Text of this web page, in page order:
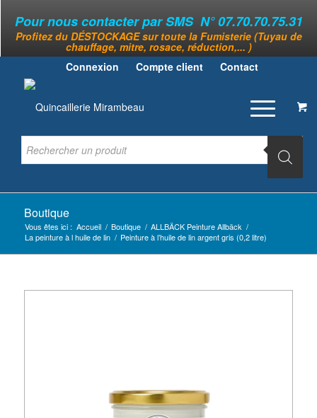
Pour nous contacter par SMS N° 07.70.70.75.31
Profitez du DÉSTOCKAGE sur toute la Fumisterie (Tuyau de
chauffage, mitre, rosace, réduction,... )
Connexion
Compte client Contact
Boutique
Vous êtes ici : Accueil / Boutique / ALLBÄCK Peinture Allbäck /
La peinture à l huile de lin / Peinture à l’huile de lin argent gris (0,2 litre)